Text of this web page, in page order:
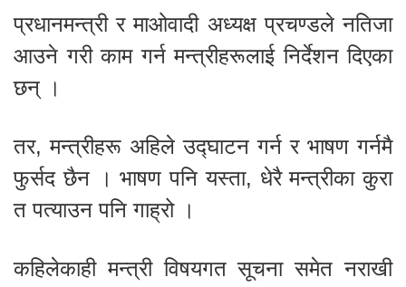
प्रधानमन्त्री र माओवादी अध्यक्ष प्रचण्डले नतिजा
आउने गरी काम गर्न मन्त्रीहरूलाई निर्देशन दिएका
छन् ।
तर, मन्त्रीहरू अहिले उद्घाटन गर्न र भाषण गर्नमै
फुर्सद छैन । भाषण पनि यस्ता, धेरै मन्त्रीका कुरा
त पत्याउन पनि गाह्रो ।
कहिलेकाही मन्त्री विषयगत सूचना समेत नराखी